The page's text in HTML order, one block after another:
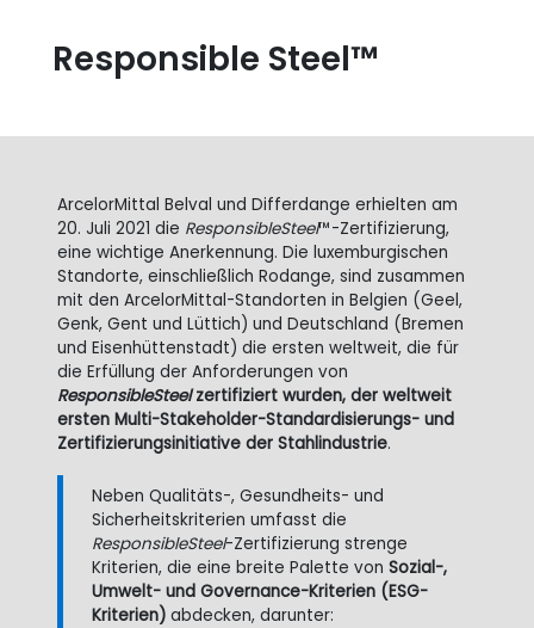
Responsible Steel™
ArcelorMittal Belval und Differdange erhielten am
20. Juli 2021 die ResponsibleSteel™-Zertifizierung,
eine wichtige Anerkennung. Die luxemburgischen
Standorte, einschließlich Rodange, sind zusammen
mit den ArcelorMittal-Standorten in Belgien (Geel,
Genk, Gent und Lüttich) und Deutschland (Bremen
und Eisenhüttenstadt) die ersten weltweit, die für
die Erfüllung der Anforderungen von
ResponsibleSteelzertifiziert wurden, der weltweit
ersten Multi-Stakeholder-Standardisierungs- und
Zertifizierungsinitiative der Stahlindustrie.
Neben Qualitäts-, Gesundheits- und
Sicherheitskriterien umfasst die
ResponsibleSteel-Zertifizierung strenge
Kriterien, die eine breite Palette von Sozial-,
Umwelt- und Governance-Kriterien (ESG-
Kriterien) abdecken, darunter: